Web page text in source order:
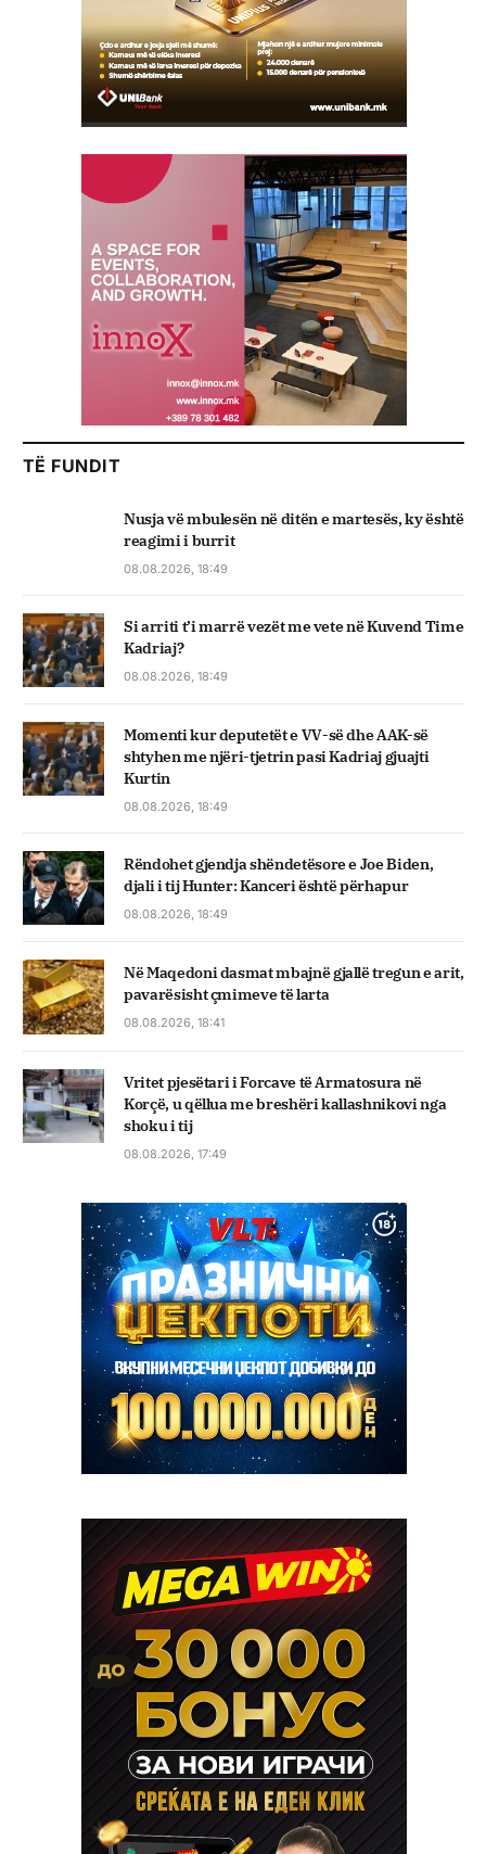
TË FUNDIT
Nusja vë mbulesën në ditën e martesës, ky është
reagimi i burrit
08.08.2026, 18:49
Si arriti t’i marrë vezët me vete në Kuvend Time
Kadriaj?
08.08.2026, 18:49
Momenti kur deputetët e VV-së dhe AAK-së
shtyhen me njëri-tjetrin pasi Kadriaj gjuajti
Kurtin
08.08.2026, 18:49
Rëndohet gjendja shëndetësore e Joe Biden,
djali i tij Hunter: Kanceri është përhapur
08.08.2026, 18:49
Në Maqedoni dasmat mbajnë gjallë tregun e arit,
pavarësisht çmimeve të larta
08.08.2026, 18:41
Vritet pjesëtari i Forcave të Armatosura në
Korçë, u qëllua me breshëri kallashnikovi nga
shoku i tij
08.08.2026, 17:49